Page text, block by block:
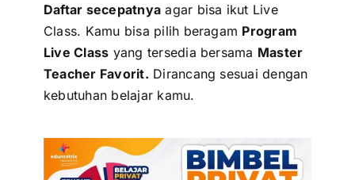
Daftar secepatnya agar bisa ikut Live
Class. Kamu bisa pilih beragam Program
Live Class yang tersedia bersama Master
Teacher Favorit. Dirancang sesuai dengan
kebutuhan belajar kamu.